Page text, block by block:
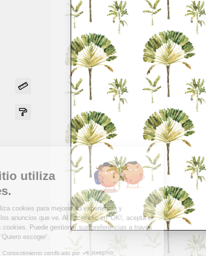
Este sitio utiliza
Este sitio utiliza cookies para mejorar su experiencia y
personalizar los anuncios que ve. Al hacer clic en ‘OK!, acepta el
uso de estas cookies. Puede gestionar sus preferencias a través
de la opción ‘Quiero escoger’.
Consentimiento certificado por